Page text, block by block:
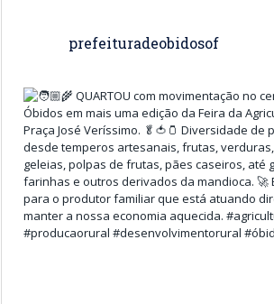
prefeituradeobidosof